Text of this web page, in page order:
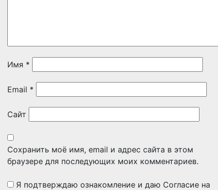
Имя *
Email *
Сайт
Сохранить моё имя, email и адрес сайта в этом
браузере для последующих моих комментариев.
Я подтверждаю ознакомление и даю Согласие на